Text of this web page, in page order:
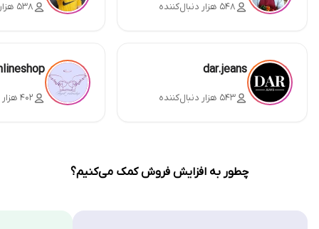
۵۴۸ هزار دنبال‌کننده ۵۳۸ هزار دنبال‌کننده
dar.jeans
۵۴۳ هزار دنبال‌کننده ۴۰۲ هزار دنبال‌کننده
چطور به افزایش فروش کمک می‌کنیم؟